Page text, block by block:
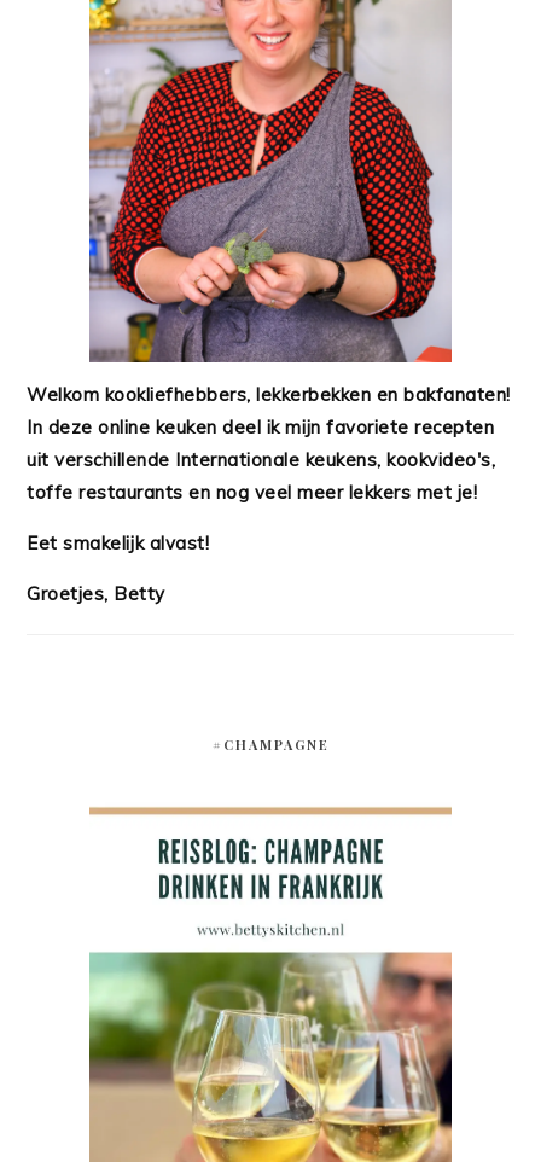
Welkom kookliefhebbers, lekkerbekken en bakfanaten!
In deze online keuken deel ik mijn favoriete recepten
uit verschillende Internationale keukens, kookvideo's,
toffe restaurants en nog veel meer lekkers met je!
Eet smakelijk alvast!
Groetjes, Betty
#CHAMPAGNE